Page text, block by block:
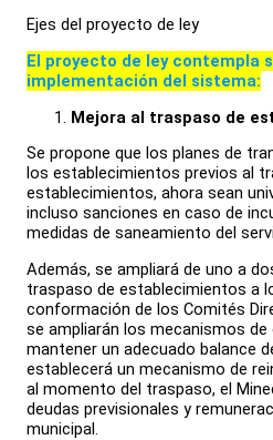
Ejes del proyecto de ley
El proyecto de ley contempla
implementación del sistema:
Mejora al traspaso de
Se propone que los planes de
los establecimientos previos al
establecimientos, ahora sean
incluso sanciones en caso de
medidas de saneamiento del
Además, se ampliará de uno a
traspaso de establecimientos a
conformación de los Comités
se ampliarán los mecanismos
mantener un adecuado balance
establecerá un mecanismo de
al momento del traspaso, el
deudas previsionales y
municipal.